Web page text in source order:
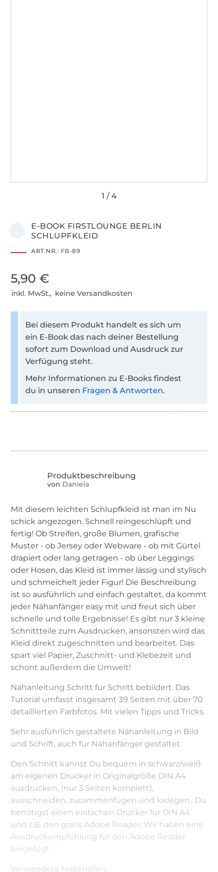
E-BOOK FIRSTLOUNGE BERLIN
SCHLUPFKLEID
ART.NR.: FB-89
5,90 €
inkl. MwSt., keine Versandkosten
Bei diesem Produkt handelt es sich um
ein E-Book das nach deiner Bestellung
sofort zum Download und Ausdruck zur
Verfügung steht.
Mehr Informationen zu E-Books findest
du in unseren Fragen & Antworten.
von Daniela
Mit diesem leichten Schlupfkleid ist man im Nu
schick angezogen. Schnell reingeschlüpft und
fertig! Ob Streifen, große Blumen, grafische
Muster - ob Jersey oder Webware - ob mit Gürtel
drapiert oder lang getragen - ob über Leggings
oder Hosen, das Kleid ist immer lässig und stylisch
und schmeichelt jeder Figur! Die Beschreibung
ist so ausführlich und einfach gestaltet, da kommt
jeder Nähanfänger easy mit und freut sich über
schnelle und tolle Ergebnisse! Es gibt nur 3 kleine
Schnittteile zum Ausdrucken, ansonsten wird das
Kleid direkt zugeschnitten und bearbeitet. Das
spart viel Papier, Zuschnitt- und Klebezeit und
schont außerdem die Umwelt!
Nähanleitung Schritt für Schritt bebildert. Das
Tutorial umfasst insgesamt 39 Seiten mit über 70
detaillierten Farbfotos. Mit vielen Tipps und Tricks.
Sehr ausführlich gestaltete Nähanleitung in Bild
und Schrift, auch für Nähanfänger gestaltet.
Den Schnitt kannst Du bequem in schwarz/weiß
am eigenen Drucker in Originalgröße DIN A4
ausdrucken, (nur 3 Seiten komplett),
ausschneiden, zusammenfügen und loslegen.. Du
benötigst einen einfachen Drucker für DIN A4
und z.B. den gratis Adobe Reader. Wir haben eine
Ausdruckempfehlung für den Adobe Reader
beigefügt.
Verwendete Materialien: